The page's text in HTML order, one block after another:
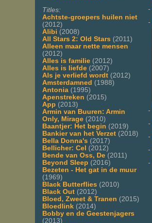
Titles:
Achtste-groepers huilen niet
(2012)
Alibi (2008)
All Stars 2: Old Stars (2011)
Alleen maar nette mensen
(2012)
Alles is familie (2012)
Alles is liefde (2007)
Als je verliefd wordt (2012)
Amsterdamned (1988)
Antonia (1995)
Apenstreken (2015)
App (2013)
Armin van Buuren: Armin
Only, Mirage (2010)
Baantjer: Het begin (2019)
Bankier van het Verzet (2018)
Bella Donna's (2017)
Bellicher: Cel (2012)
Bende van Oss, De (2011)
Beyond Sleep (2016)
Bezeten - Het gat in de muur
(1969)
Black Butterflies (2010)
Black Out (2012)
Bloed, Zweet & Tranen (2015)
Bloedlink (2014)
Bobby en de Geestenjagers
(2013)
-
-
-
-
-
-
-